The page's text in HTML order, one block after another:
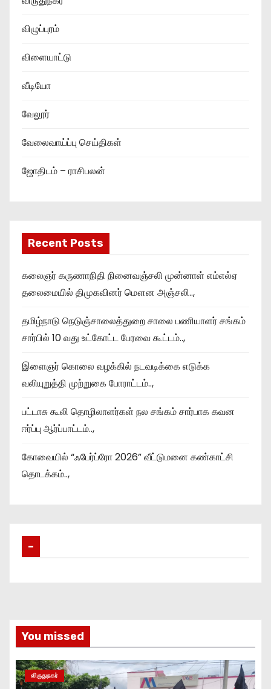
விழுப்புரம்
விளையாட்டு
வீடியோ
வேலூர்
வேலைவாய்ப்பு செய்திகள்
ஜோதிடம் – ராசிபலன்
Recent Posts
கலைஞர் கருணாநிதி நினைவஞ்சலி முன்னாள் எம்எல்ஏ
தலைமையில் திமுகவினர் மௌன அஞ்சலி..,
தமிழ்நாடு நெடுஞ்சாலைத்துறை சாலை பணியாளர் சங்கம்
சார்பில் 10 வது உட்கோட்ட பேரவை கூட்டம்..,
இளைஞர் கொலை வழக்கில் நடவடிக்கை எடுக்க
வலியுறுத்தி முற்றுகை போராட்டம்..,
பட்டாசு கூலி தொழிலாளர்கள் நல சங்கம் சார்பாக கவன
ஈர்ப்பு ஆர்ப்பாட்டம்..,
கோவையில் “ஃபேர்ப்ரோ 2026” வீட்டுமனை கண்காட்சி
தொடக்கம்..,
–
You missed
விருதுநகர்